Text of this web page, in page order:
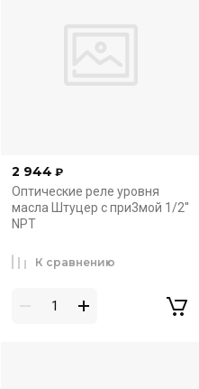
2 944 ₽
Оптические реле уровня
масла Штуцер с при3мой 1/2''
NPT
К сравнению